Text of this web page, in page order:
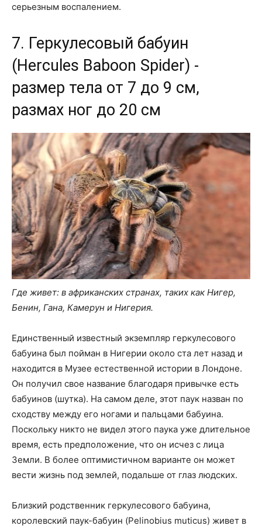
серьезным воспалением.
7. Геркулесовый бабуин
(Hercules Baboon Spider) -
размер тела от 7 до 9 см,
размах ног до 20 см
Где живет: в африканских странах, таких как Нигер,
Бенин, Гана, Камерун и Нигерия.
Единственный известный экземпляр геркулесового
бабуина был пойман в Нигерии около ста лет назад и
находится в Музее естественной истории в Лондоне.
Он получил свое название благодаря привычке есть
бабуинов (шутка). На самом деле, этот паук назван по
сходству между его ногами и пальцами бабуина.
Поскольку никто не видел этого паука уже длительное
время, есть предположение, что он исчез с лица
Земли. В более оптимистичном варианте он может
вести жизнь под землей, подальше от глаз людских.
Близкий родственник геркулесового бабуина,
королевский паук-бабуин (Pelinobius muticus) живет в